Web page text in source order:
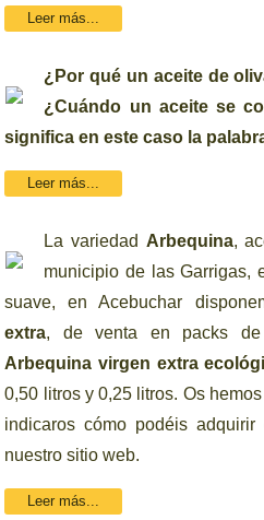
Leer más...
¿Por qué un aceite de
¿Cuándo un aceite se
significa en este caso la
Leer más...
La variedad Arbequina,
municipio de las Garrigas,
suave, en Acebuchar
extra, de venta en packs
Arbequina virgen extra
0,50 litros y 0,25 litros. Os
indicaros cómo podéis
nuestro sitio web.
Leer más...